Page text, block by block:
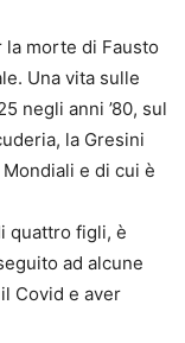
morte di Fausto
Una vita sulle
negli anni ’80, sul
la Gresini
e di cui è
quattro figli, è
ad alcune
Covid e aver